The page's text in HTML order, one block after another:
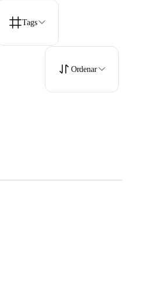
Tags
Ordenar